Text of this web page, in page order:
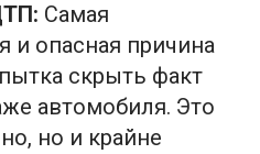
Самая
и опасная причина
скрыть факт
автомобиля. Это
но и крайне